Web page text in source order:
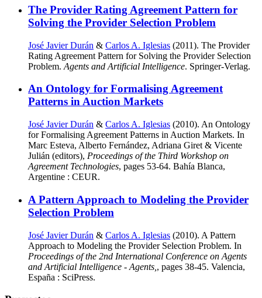
The Provider Rating Agreement Pattern for
Solving the Provider Selection Problem
José Javier Durán & Carlos A. Iglesias (2011). The Provider
Rating Agreement Pattern for Solving the Provider Selection
Problem. Agents and Artificial Intelligence. Springer-Verlag.
An Ontology for Formalising Agreement
Patterns in Auction Markets
José Javier Durán & Carlos A. Iglesias (2010). An Ontology
for Formalising Agreement Patterns in Auction Markets. In
Marc Esteva, Alberto Fernández, Adriana Giret & Vicente
Julián (editors), Proceedings of the Third Workshop on
Agreement Technologies, pages 53-64. Bahía Blanca,
Argentine : CEUR.
A Pattern Approach to Modeling the Provider
Selection Problem
José Javier Durán & Carlos A. Iglesias (2010). A Pattern
Approach to Modeling the Provider Selection Problem. In
Proceedings of the 2nd International Conference on Agents
and Artificial Intelligence - Agents, , pages 38-45. Valencia,
España : SciPress.